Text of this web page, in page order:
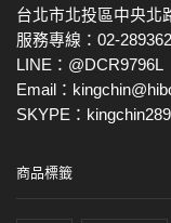
台北市北投區中央北
服務專線：02-
LINE：@DCR9796L
Email：
SKYPE：
商品標籤